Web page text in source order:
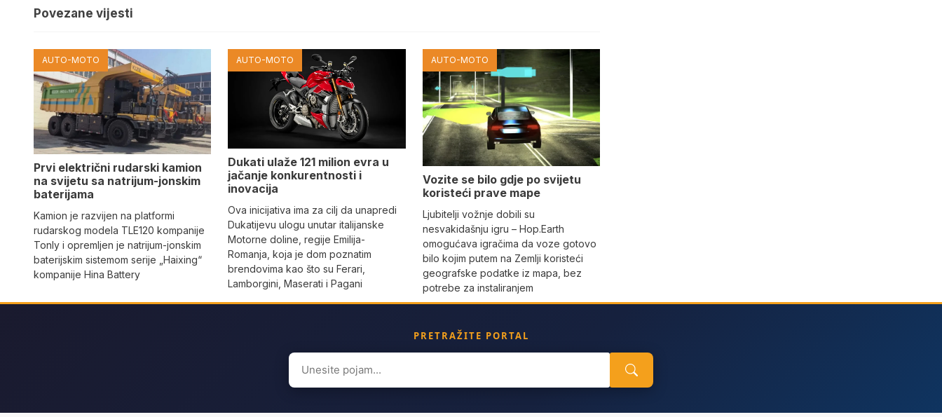
Povezane vijesti
AUTO-MOTO
Prvi električni rudarski kamion
na svijetu sa natrijum-jonskim
baterijama
Kamion je razvijen na platformi
rudarskog modela TLE120 kompanije
Tonly i opremljen je natrijum-jonskim
baterijskim sistemom serije „Haixing“
kompanije Hina Battery
AUTO-MOTO
Dukati ulaže 121 milion evra u
jačanje konkurentnosti i
inovacija
Ova inicijativa ima za cilj da unapredi
Dukatijevu ulogu unutar italijanske
Motorne doline, regije Emilija-
Romanja, koja je dom poznatim
brendovima kao što su Ferari,
Lamborgini, Maserati i Pagani
AUTO-MOTO
Vozite se bilo gdje po svijetu
koristeći prave mape
Ljubitelji vožnje dobili su
nesvakidašnju igru – Hop.Earth
omogućava igračima da voze gotovo
bilo kojim putem na Zemlji koristeći
geografske podatke iz mapa, bez
potrebe za instaliranjem
PRETRAŽITE PORTAL
Search
for: